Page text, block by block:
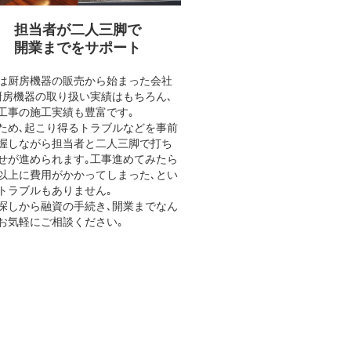
担当者が二人三脚で
開業までをサポート
厨房機器の販売から始まった会社
機器の取り扱い実績はもちろん､
事の施工実績も豊富です｡
め､起こり得るトラブルなどを事前
しながら担当者と二人三脚で打ち
が進められます｡工事進めてみたら
上に費用がかかってしまった､とい
ラブルもありません｡
しから融資の手続き､開業までなん
気軽にご相談ください｡